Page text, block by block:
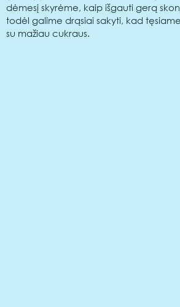
dėmesį skyrėme, kaip išgauti gerą
todėl galime drąsiai sakyti, kad
su mažiau cukraus.